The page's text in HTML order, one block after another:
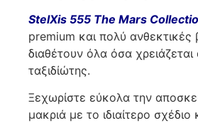
StelXis 555 The Mars
premium και πολύ ανθεκτικές
διαθέτουν όλα όσα
ταξιδίώτης.
Ξεχωρίστε εύκολα την
μακριά με το ιδιαίτερο σχέδιο